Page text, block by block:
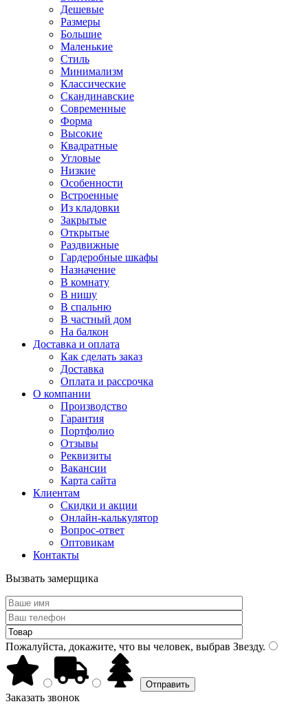
Дешевые
Размеры
Большие
Маленькие
Стиль
Минимализм
Классические
Скандинавские
Современные
Форма
Высокие
Квадратные
Угловые
Низкие
Особенности
Встроенные
Из кладовки
Закрытые
Открытые
Раздвижные
Гардеробные шкафы
Назначение
В комнату
В нишу
В спальню
В частный дом
На балкон
Доставка и оплата
Как сделать заказ
Доставка
Оплата и рассрочка
О компании
Производство
Гарантия
Портфолио
Отзывы
Реквизиты
Вакансии
Карта сайта
Клиентам
Скидки и акции
Онлайн-калькулятор
Вопрос-ответ
Оптовикам
Контакты
Вызвать замерщика
Пожалуйста, докажите, что вы человек, выбрав Звезду.
Заказать звонок